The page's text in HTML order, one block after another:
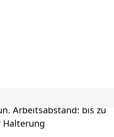
Arbeitsabstand: bis zu
Halterung